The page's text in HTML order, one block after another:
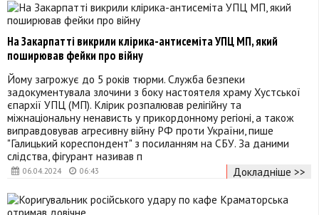
06.04.2024 06:43
На Закарпатті викрили клірика-антисеміта УПЦ МП, який
поширював фейки про війну
Йому загрожує до 5 років тюрми. Служба безпеки
задокументувала злочини з боку настоятеля храму Хустської
єпархії УПЦ (МП). Клірик розпалював релігійну та
міжнаціональну ненависть у прикордонному регіоні, а також
виправдовував агресивну війну РФ проти України, пише
"Галицький кореспондент" з посиланням на СБУ. За даними
слідства, фігурант називав п
Докладніше >>